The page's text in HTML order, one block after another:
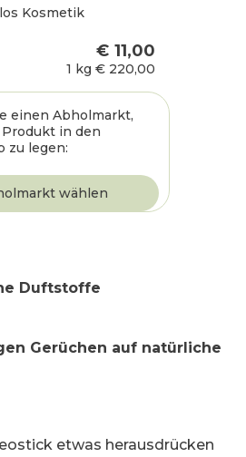
Kosmetik
€ 11,00
1 kg € 220,00
einen Abholmarkt,
in den
zu legen:
Duftstoffe
Gerüchen auf natürliche
etwas herausdrücken